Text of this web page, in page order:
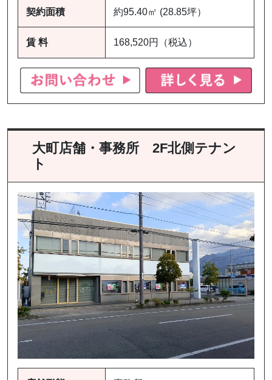
契約面積 約95.40㎡ (28.85坪）
賃 料 168,520円（税込）
大町店舗・事務所 2F北側テナン
ト